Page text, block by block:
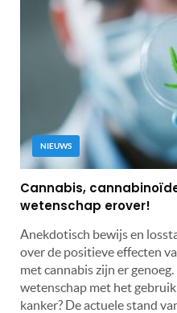
NIEUWS
Cannabis,
wetenschap erover!
Anekdotisch bewijs en
over de positieve effecten
met cannabis zijn er
wetenschap met het
kanker? De actuele stand